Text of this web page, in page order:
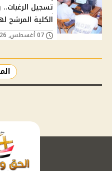
تسجيل
الكلية المرشح